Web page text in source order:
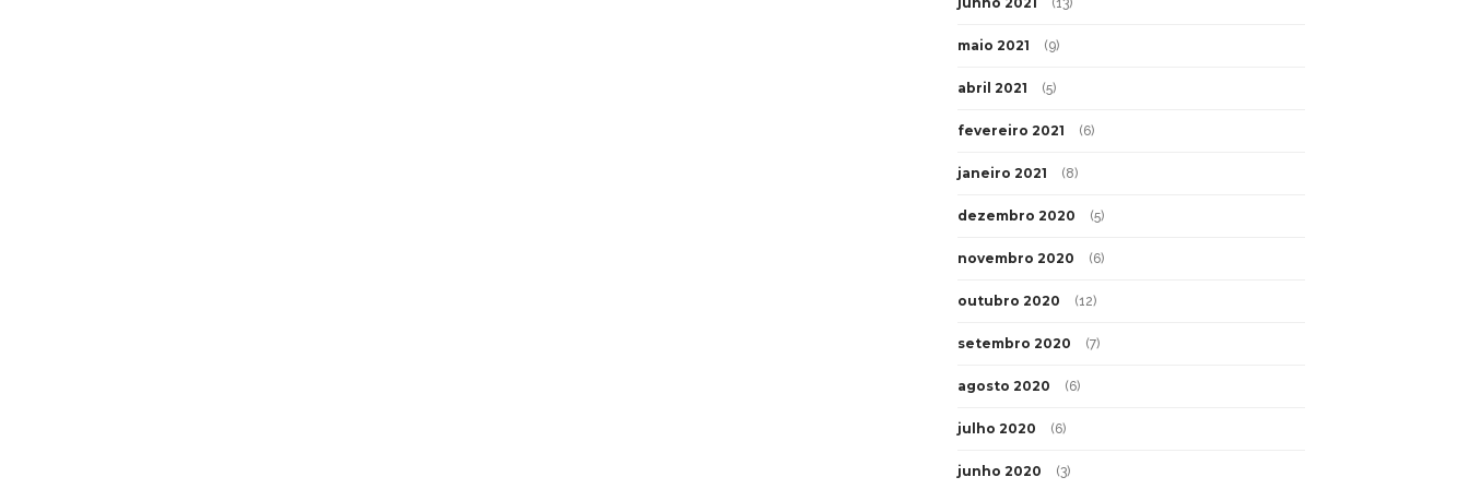
maio 2021 (9)
abril 2021 (5)
fevereiro 2021 (6)
janeiro 2021 (8)
dezembro 2020 (5)
novembro 2020 (6)
outubro 2020 (12)
setembro 2020 (7)
agosto 2020 (6)
julho 2020 (6)
junho 2020 (3)